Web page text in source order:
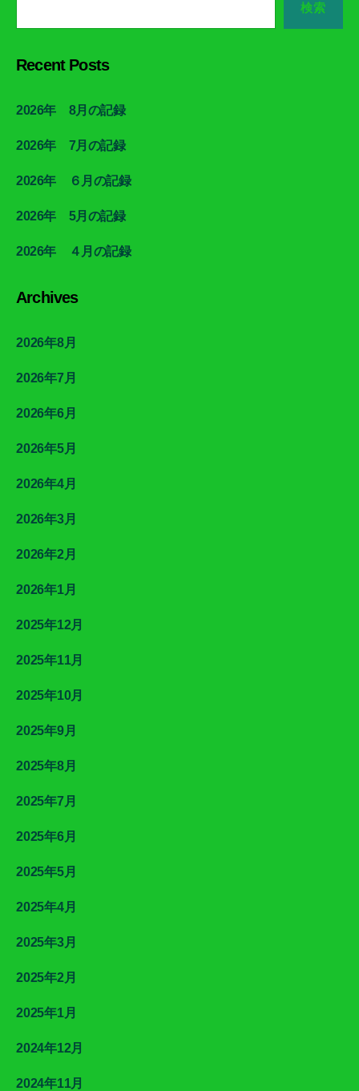
検索
Recent Posts
2026年 8月の記録
2026年 7月の記録
2026年 ６月の記録
2026年 5月の記録
2026年 ４月の記録
Archives
2026年8月
2026年7月
2026年6月
2026年5月
2026年4月
2026年3月
2026年2月
2026年1月
2025年12月
2025年11月
2025年10月
2025年9月
2025年8月
2025年7月
2025年6月
2025年5月
2025年4月
2025年3月
2025年2月
2025年1月
2024年12月
2024年11月